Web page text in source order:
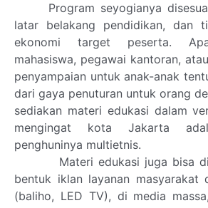
Program seyogianya
latar belakang pendidikan, dan
ekonomi target peserta.
mahasiswa, pegawai kantoran,
penyampaian untuk anak-anak
dari gaya penuturan untuk orang
sediakan materi edukasi dalam
mengingat kota Jakarta
penghuninya multietnis.
Materi edukasi juga bisa
bentuk iklan layanan masyarakat
(baliho, LED TV), di media